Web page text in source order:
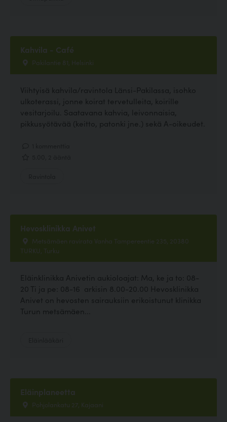
Kahvila - Café
Pakilantie 81, Helsinki
Viihtyisä kahvila/ravintola Länsi-Pakilassa, isohko
ulkoterassi, jonne koirat tervetulleita, koirille
vesitarjoilu. Saatavana kahvia, leivonnaisia,
pikkusyötävää (keitto, patonki jne.) sekä A-oikeudet.
Hevosklinikka Anivet
Metsämäen ravirata Vanha Tampereentie 235, 20380
TURKU, Turku
Eläinklinikka Anivetin aukioloajat: Ma, ke ja to: 08-
20 Ti ja pe: 08-16 arkisin 8.00-20.00 Hevosklinikka
Anivet on hevosten sairauksiin erikoistunut klinikka
Turun metsämäen...
Eläinplaneetta
Pohjolankatu 27, Kajaani